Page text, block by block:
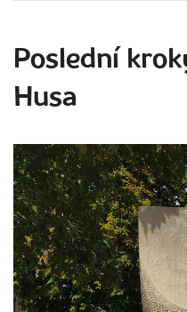
Poslední
Husa